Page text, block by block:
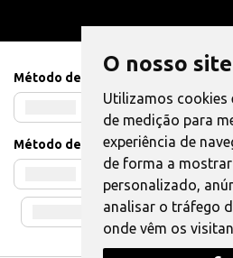
O nosso
Utilizamos cookies
de medição para
experiência de
de forma a
personalizado,
analisar o tráfego
onde vêm os
Método de Pagamento
Método de Envio